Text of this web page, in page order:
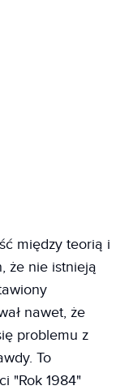
między teorią i
że nie istnieją
nawet, że
problemu z
To
"Rok 1984"